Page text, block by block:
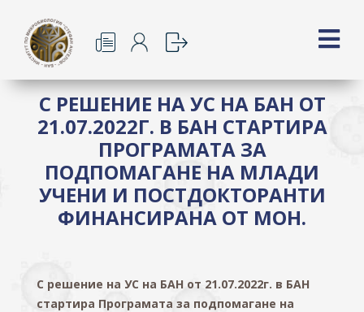
С РЕШЕНИЕ НА УС НА БАН ОТ
21.07.2022Г. В БАН СТАРТИРА
ПРОГРАМАТА ЗА
ПОДПОМАГАНЕ НА МЛАДИ
УЧЕНИ И ПОСТДОКТОРАНТИ
ФИНАНСИРАНА ОТ МОН.
С решение на УС на БАН от 21.07.2022г. в БАН
стартира Програмата за подпомагане на